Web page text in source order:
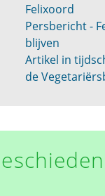
Felixoord
Persbericht -
blijven
Artikel in
de